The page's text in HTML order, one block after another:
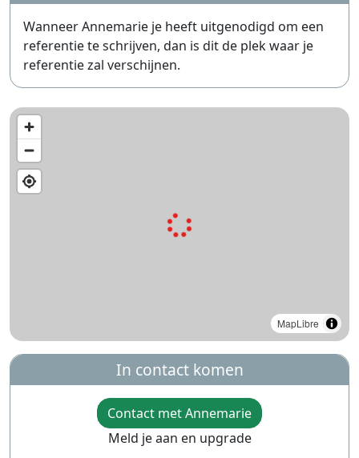
Wanneer Annemarie je heeft uitgenodigd om een
referentie te schrijven, dan is dit de plek waar je
referentie zal verschijnen.
MapLibre
In contact komen
Contact met Annemarie
Meld je aan en upgrade